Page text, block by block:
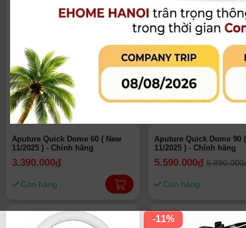
Aputure Quick Dome 60 ( New
11/2025 ) - Chính hãng
3.390.000đ
Còn hàng
-5%
Aputure Quick Dome 90
11/2025 ) - Chính hãng
5.590.000đ
Còn hàng
-11%